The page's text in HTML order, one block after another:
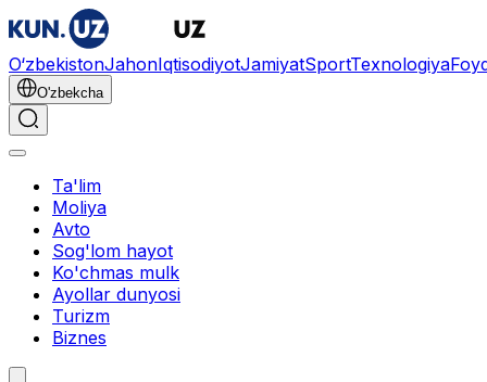
O‘zbekistonJahonIqtisodiyotJamiyatSportTexnologiya
O'zbekcha
Ta'lim
Moliya
Avto
Sog'lom hayot
Ko'chmas mulk
Ayollar dunyosi
Turizm
Biznes